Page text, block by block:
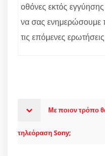
οθόνες εκτός εγγύησης
να σας ενημερώσουμε
τις επόμενες
Με ποιον τρόπο
τηλεόραση Sony;